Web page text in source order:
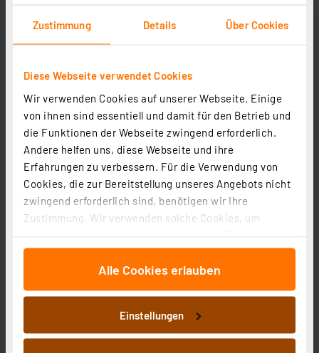
Zustimmung Details Über Cookies
Diese Webseite verwendet Cookies
Wir verwenden Cookies auf unserer Webseite. Einige
von ihnen sind essentiell und damit für den Betrieb und
die Funktionen der Webseite zwingend erforderlich.
Andere helfen uns, diese Webseite und ihre
Erfahrungen zu verbessern. Für die Verwendung von
Cookies, die zur Bereitstellung unseres Angebots nicht
zwingend erforderlich sind, benötigen wir Ihre
Zustimmung. Wir verwenden solche Cookies, um
für soziale Medien anbieten zu können und die Zugriffe
auf unsere Website zu analysieren. Außerdem geben
wir Informationen zu Ihrer Verwendung unserer Website
an unsere Partner für soziale Medien, Werbung und
Analysen weiter. Unsere Partner führen diese
Informationen möglicherweise mit weiteren Daten
Alle Cookies erlauben
Einstellungen
Artikel-Nr. 258416
Osram LED Base Classic A 75 Filament, 7.5W, 1055 lm,
E27, warmweiß, klar, 3-er Pack
Artikel-Nr. 258379